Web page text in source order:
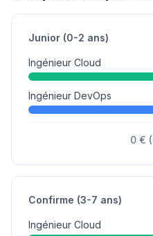
Junior (0-2 ans)
Ingénieur Cloud
Ingénieur DevOps
0 €
Confirme (3-7 ans)
Ingénieur Cloud